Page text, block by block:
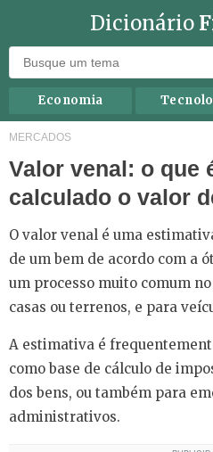
Dicionário
Economia
Recursos humanos
Negócios
Direito
Carreira
Contabilidade
MERCADOS
Valor venal: o que
calculado o valor
O valor venal é uma
de um bem de acordo com a
um processo muito comum
casas ou terrenos, e para
A estimativa é
como base de cálculo de
dos bens, ou também para
administrativos.